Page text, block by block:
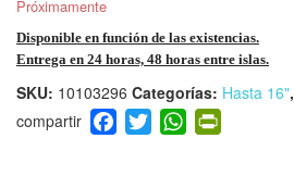
Próximamente
Disponible en función de las existencias.
Entrega en 24 horas, 48 horas entre islas.
SKU: 10103296 Categorías: Hasta 16",
F
a
T
wi
W
h